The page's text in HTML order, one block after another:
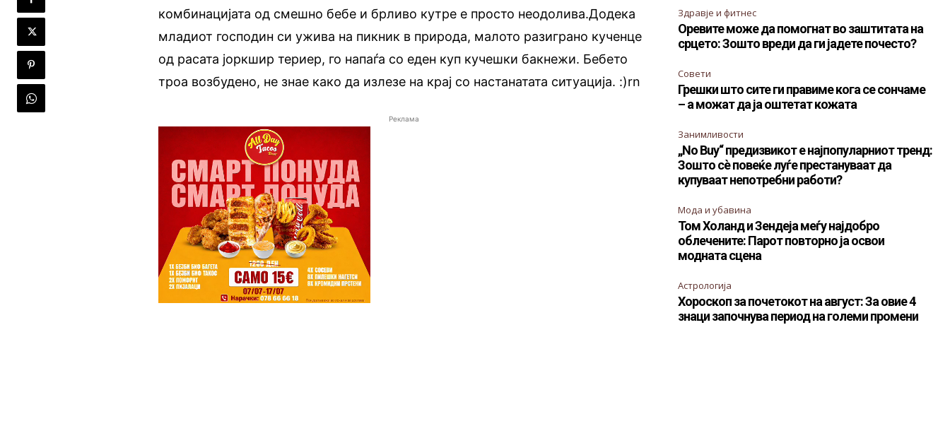
комбинацијата од смешно бебе и брливо кутре е просто неодолива.Додека
младиот господин си ужива на пикник в природа, малото разиграно кученце
од расата јоркшир териер, го напаѓа со еден куп кучешки бакнежи. Бебето
троа возбудено, не знае како да излезе на крај со настанатата ситуација. :)rn
Реклама
Здравје и фитнес
Оревите може да помогнат во заштитата на
срцето: Зошто вреди да ги јадете почесто?
Совети
Грешки што сите ги правиме кога се сончаме
– а можат да ја оштетат кожата
Занимливости
„No Buy“ предизвикот е најпопуларниот тренд:
Зошто сè повеќе луѓе престануваат да
купуваат непотребни работи?
Мода и убавина
Том Холанд и Зендеја меѓу најдобро
облечените: Парот повторно ја освои
модната сцена
Астрологија
Хороскоп за почетокот на август: За овие 4
знаци започнува период на големи промени